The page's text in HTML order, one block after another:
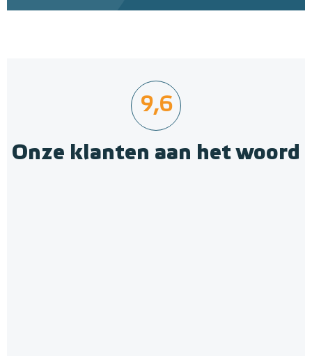
9,6
Onze klanten aan het woord